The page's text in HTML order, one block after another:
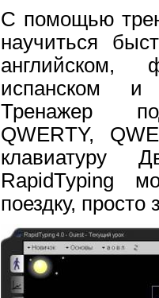
С помощью
научиться
английском,
испанском и
Тренажер
QWERTY,
клавиатуру
RapidTyping
поездку,